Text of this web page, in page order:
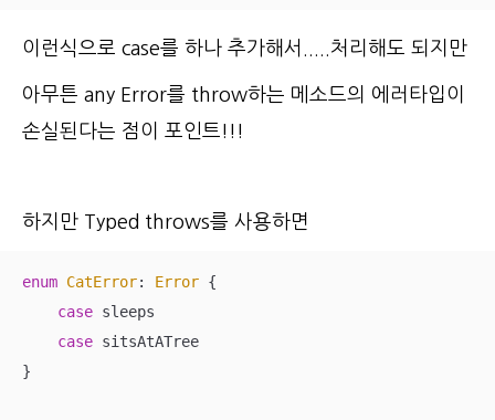
이런식으로 case를 하나 추가해서.....처리해도 되지만
아무튼 any Error를 throw하는 메소드의 에러타입이
손실된다는 점이 포인트!!!
하지만 Typed throws를 사용하면
enum CatError: Error {
case sleeps
case sitsAtATree
}